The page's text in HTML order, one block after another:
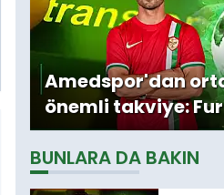
Amedspor'dan
önemli takviye:
Soyalp ile
imzalandı
BUNLARA DA BAKIN